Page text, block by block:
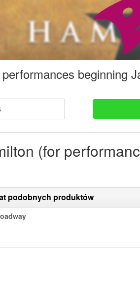
beginning
(for
podobnych produktów